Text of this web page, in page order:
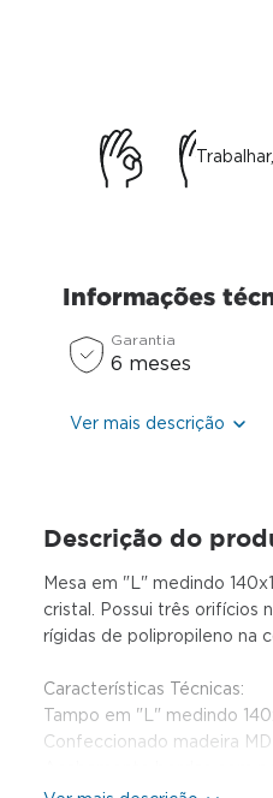
Informações
Garantia
6 meses
Ver mais descrição
Descrição do
Mesa em "L" medindo
cristal. Possui três orifícios
rígidas de polipropileno na
Características Técnicas:
Tampo em "L" medindo
Confeccionado madeira